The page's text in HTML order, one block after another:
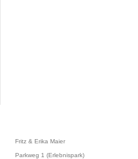
Fritz & Erika Maier
Parkweg 1 (Erlebnispark)